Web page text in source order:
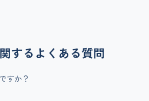
するよくある質問
すか？